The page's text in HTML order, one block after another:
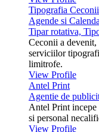
Tipografia
Agende si
Tipar rotativa,
Ceconii a
serviciilor
limitrofe.
View Profile
Antel Print
Agentie de
Antel Print incepe
si personal
View Profile